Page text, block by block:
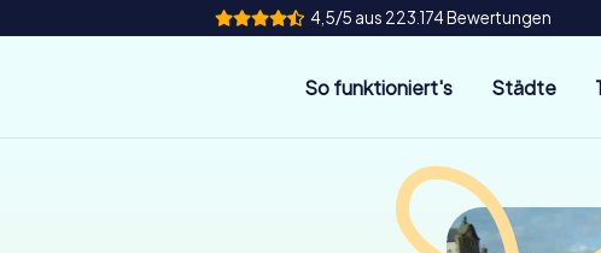
4,5/5 aus 223.174 Bewertungen
So funktioniert's Städte